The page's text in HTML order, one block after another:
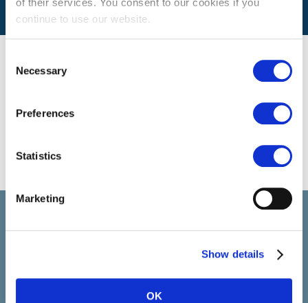
of their services. You consent to our cookies if you
continue to use our website.
Selection
Necessary
Preferences
Statistics
Marketing
Show details
OK
ALLE STELLENANGEBOTE ANSEHEN
Neuigkeiten und Veranstaltungen